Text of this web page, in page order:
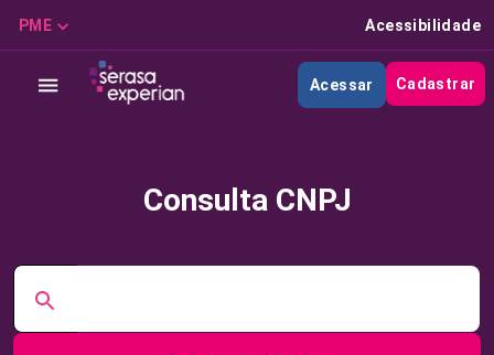
PME Acessibilidade
Acessar Cadastrar
Consulta CNPJ